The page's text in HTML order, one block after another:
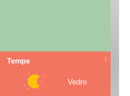
Tempe
Vedro